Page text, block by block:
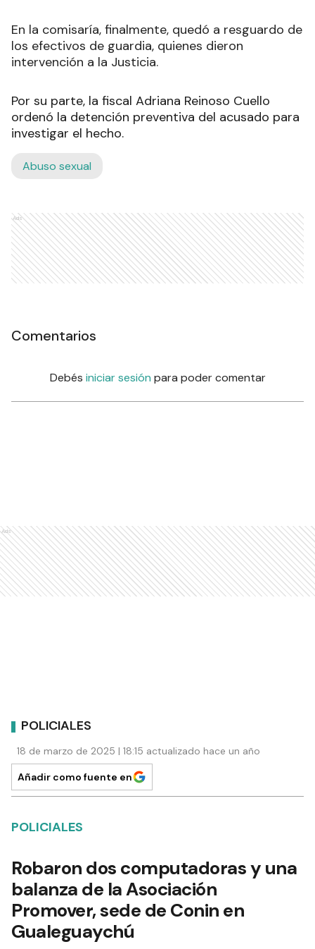
En la comisaría, finalmente, quedó a resguardo de
los efectivos de guardia, quienes dieron
intervención a la Justicia.
Por su parte, la fiscal Adriana Reinoso Cuello
ordenó la detención preventiva del acusado para
investigar el hecho.
Abuso sexual
Ads
Comentarios
Debés iniciar sesión para poder comentar
Ads
POLICIALES
18 de marzo de 2025 | 18:15 actualizado hace un año
Añadir como fuente en
POLICIALES
Robaron dos computadoras y una
balanza de la Asociación
Promover, sede de Conin en
Gualeguaychú